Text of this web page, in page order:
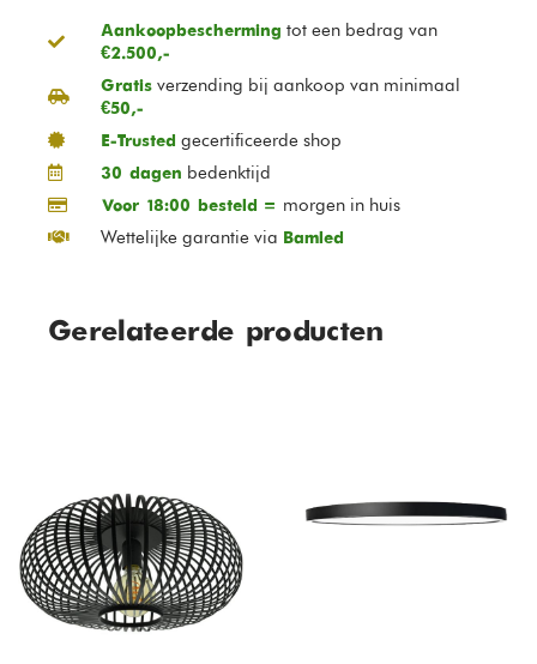
Aankoopbescherming tot een bedrag van
€2.500,-
Gratisverzending bij aankoop van minimaal
€50,-
E-Trusted gecertificeerde shop
30 dagen bedenktijd
Voor 18:00 besteld = morgen in huis
Wettelijke garantie via Bamled
Gerelateerde producten